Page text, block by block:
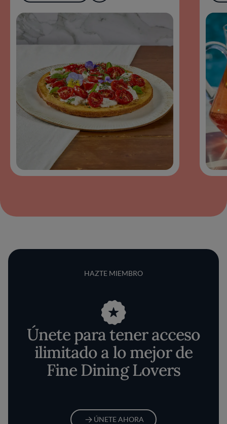
HAZTE MIEMBRO
Únete para tener acceso
ilimitado a lo mejor de
Fine Dining Lovers
ÚNETE AHORA